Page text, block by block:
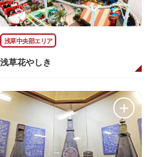
浅草中央部エリア
浅草花やしき